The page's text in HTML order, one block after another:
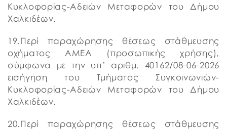
Κυκλοφορίας-Αδειών Μεταφορών του Δήμου
Χαλκιδέων.
19.Περί παραχώρησης θέσεως στάθμευσης
οχήματος ΑΜΕΑ (προσωπικής χρήσης),
σύμφωνα με την υπ’ αριθμ. 40162/08-06-2026
εισήγηση του Τμήματος Συγκοινωνιών-
Κυκλοφορίας-Αδειών Μεταφορών του Δήμου
Χαλκιδέων.
20.Περί παραχώρησης θέσεως στάθμευσης